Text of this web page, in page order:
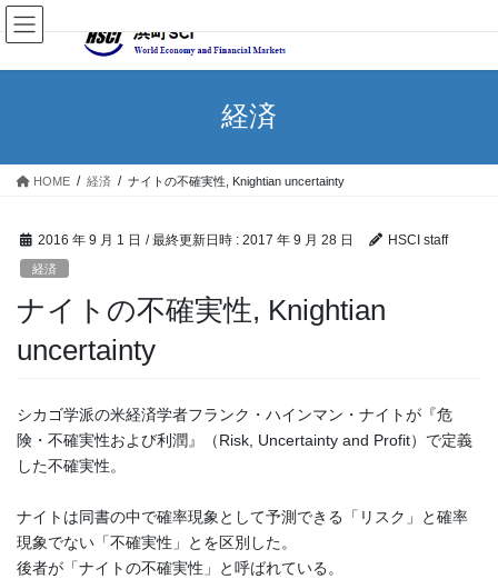
経済
HOME 経済 ナイトの不確実性, Knightian uncertainty
2016 年 9 月 1 日 / 最終更新日時 : 2017 年 9 月 28 日 HSCI staff
経済
ナイトの不確実性, Knightian
uncertainty
シカゴ学派の米経済学者フランク・ハインマン・ナイトが『危
険・不確実性および利潤』（Risk, Uncertainty and Profit）で定義
した不確実性。
ナイトは同書の中で確率現象として予測できる「リスク」と確率
現象でない「不確実性」とを区別した。
後者が「ナイトの不確実性」と呼ばれている。